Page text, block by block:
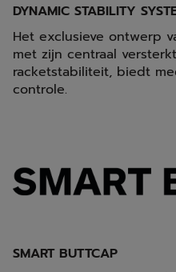
DYNAMIC STABILITY
Het exclusieve ontwerp
met zijn centraal
racketstabiliteit, biedt
controle.
SMART BUTTCAP